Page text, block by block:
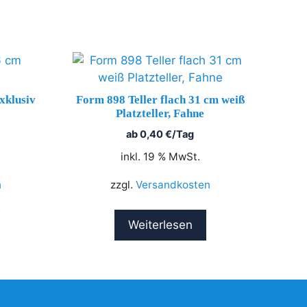
Form 898 Teller flach 31 cm weiß
Platzteller, Fahne
ab0,40€/Tag
inkl. 19 % MwSt.
zzgl. Versandkosten
Weiterlesen